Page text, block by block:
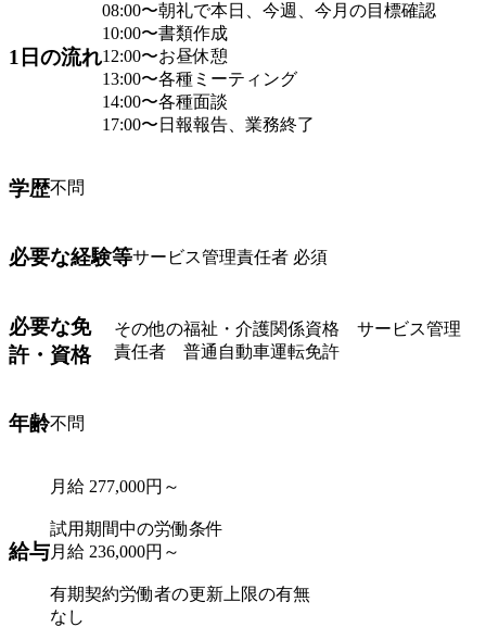
1日の流れ
08:00〜朝礼で本日、今週、今月の目標確認
10:00〜書類作成
12:00〜お昼休憩
13:00〜各種ミーティング
14:00〜各種面談
17:00〜日報報告、業務終了
学歴不問
必要な経験等サービス管理責任者 必須
必要な免
許・資格
その他の福祉・介護関係資格 サービス管理
責任者 普通自動車運転免許
年齢不問
給与
月給 277,000円～
試用期間中の労働条件
月給 236,000円～
有期契約労働者の更新上限の有無
なし